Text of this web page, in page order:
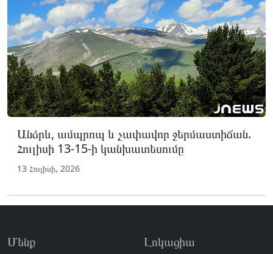
Անձրև, ամպրոպ և չափավոր ջերմաստիճան.
Հուլիսի 13-15-ի կանխատեսումը
13 Հուլիսի, 2026
Մենք Լոկացիա